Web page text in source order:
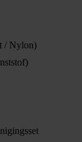
/ Nylon)